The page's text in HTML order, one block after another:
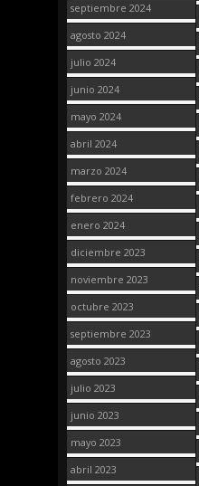
septiembre 2024
agosto 2024
julio 2024
junio 2024
mayo 2024
abril 2024
marzo 2024
febrero 2024
enero 2024
diciembre 2023
noviembre 2023
octubre 2023
septiembre 2023
agosto 2023
julio 2023
junio 2023
mayo 2023
abril 2023